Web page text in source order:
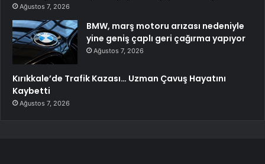
Ağustos 7, 2026
BMW, marş motoru arızası nedeniyle
yine geniş çaplı geri çağırma yapıyor
Ağustos 7, 2026
Kırıkkale’de Trafik Kazası… Uzman Çavuş Hayatını
Kaybetti
Ağustos 7, 2026